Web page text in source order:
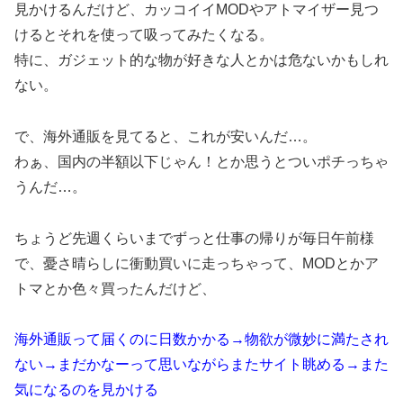
見かけるんだけど、カッコイイMODやアトマイザー見つ
けるとそれを使って吸ってみたくなる。
特に、ガジェット的な物が好きな人とかは危ないかもしれ
ない。
で、海外通販を見てると、これが安いんだ…。
わぁ、国内の半額以下じゃん！とか思うとついポチっちゃ
うんだ…。
ちょうど先週くらいまでずっと仕事の帰りが毎日午前様
で、憂さ晴らしに衝動買いに走っちゃって、MODとかア
トマとか色々買ったんだけど、
海外通販って届くのに日数かかる→物欲が微妙に満たされ
ない→まだかなーって思いながらまたサイト眺める→また
気になるのを見かける